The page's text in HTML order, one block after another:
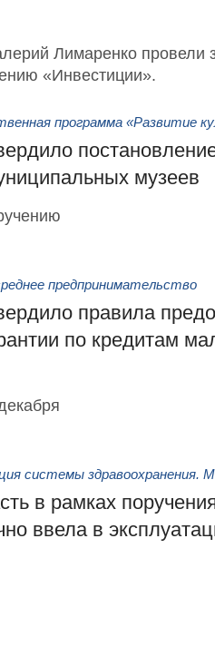
Лимаренко провели
«Инвестиции».
программа «Развитие
музеев
предпринимательство
правила
по кредитам
системы здравоохранения.
в рамках
ввела в